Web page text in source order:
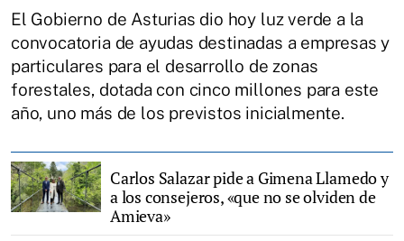
El Gobierno de Asturias dio hoy luz verde a la
convocatoria de ayudas destinadas a empresas y
particulares para el desarrollo de zonas
forestales, dotada con cinco millones para este
año, uno más de los previstos inicialmente.
Carlos Salazar pide a Gimena Llamedo y
a los consejeros, «que no se olviden de
Amieva»